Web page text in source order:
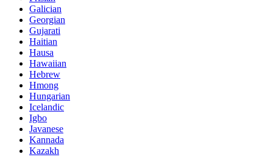
Galician
Georgian
Gujarati
Haitian
Hausa
Hawaiian
Hebrew
Hmong
Hungarian
Icelandic
Igbo
Javanese
Kannada
Kazakh